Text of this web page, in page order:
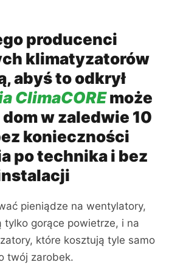
producenci
klimatyzatorów
abyś to odkrył
ClimaCOREmoże
w zaledwie 10
konieczności
po technika i bez
pieniądze na wentylatory,
tylko gorące powietrze, i na
które kosztują tyle samo
twój zarobek.